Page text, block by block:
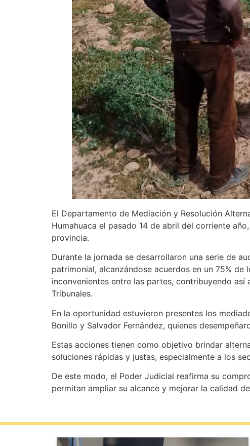
El Departamento de Mediación y Resolución
Humahuaca el pasado 14 de abril del corriente
provincia.
Durante la jornada se desarrollaron una serie de
patrimonial, alcanzándose acuerdos en un 75%
inconvenientes entre las partes, contribuyendo
Tribunales.
En la oportunidad estuvieron presentes los
Bonillo y Salvador Fernández, quienes
Estas acciones tienen como objetivo brindar
soluciones rápidas y justas, especialmente a los
De este modo, el Poder Judicial reafirma su
permitan ampliar su alcance y mejorar la calidad